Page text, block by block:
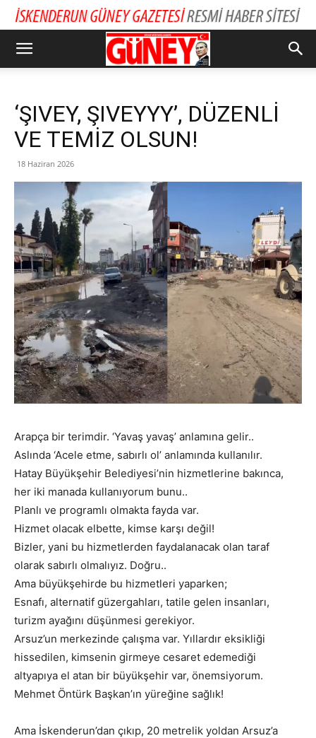
‘ŞIVEY, ŞIVEYYY’, DÜZENLİ
VE TEMİZ OLSUN!
18 Haziran 2026
Arapça bir terimdir. ‘Yavaş yavaş’ anlamına gelir..
Aslında ‘Acele etme, sabırlı ol’ anlamında kullanılır.
Hatay Büyükşehir Belediyesi’nin hizmetlerine bakınca,
her iki manada kullanıyorum bunu..
Planlı ve programlı olmakta fayda var.
Hizmet olacak elbette, kimse karşı değil!
Bizler, yani bu hizmetlerden faydalanacak olan taraf
olarak sabırlı olmalıyız. Doğru..
Ama büyükşehirde bu hizmetleri yaparken;
Esnafı, alternatif güzergahları, tatile gelen insanları,
turizm ayağını düşünmesi gerekiyor.
Arsuz’un merkezinde çalışma var. Yıllardır eksikliği
hissedilen, kimsenin girmeye cesaret edemediği
altyapıya el atan bir büyükşehir var, önemsiyorum.
Mehmet Öntürk Başkan’ın yüreğine sağlık!
Ama İskenderun’dan çıkıp, 20 metrelik yoldan Arsuz’a